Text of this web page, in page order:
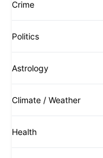
Crime
Politics
Astrology
Climate / Weather
Health